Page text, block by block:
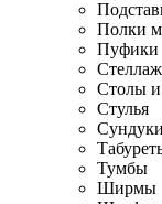
Полки
Пуфики
Столы и
Стулья
Сундуки
Тумбы
Ширмы